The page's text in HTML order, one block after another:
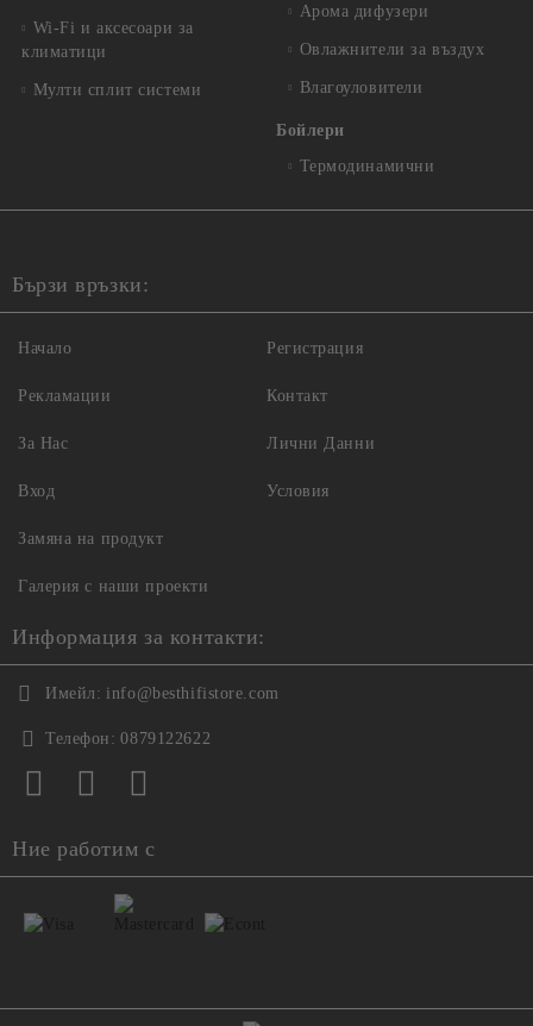
Wi-Fi и аксесоари за
климатици
Мулти сплит системи
Арома дифузери
Овлажнители за въздух
Влагоуловители
Бойлери
Термодинамични
Бързи връзки:
Начало
Рекламации
За Нас
Вход
Регистрация
Контакт
Лични Данни
Условия
Замяна на продукт
Галерия с наши проекти
Информация за контакти:
Имейл: info@besthifistore.com
Телефон: 0879122622
Ние работим с